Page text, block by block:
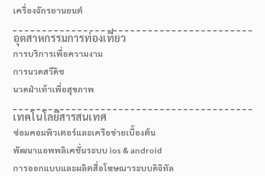
เส้นทางมาโรงเรียน
เครื่องจักรยานยนต์
อุตสาหกรรมการท่องเที่ยว
การบริการเพื่อความงาม
การนวดสวีดิช
นวดฝ่าเท้าเพื่อสุขภาพ
เทคโนโลยีสารสนเทศ
ซ่อมคอมพิวเตอร์และเครือข่ายเบื้องต้น
พัฒนาแอพพลิเคชั่นระบบ ios & android
การออกแบบและผลิตสื่อโฆษณาระบบดิจิทัล